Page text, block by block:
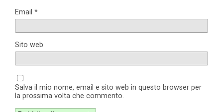
Email *
Sito web
Salva il mio nome, email e sito web in questo browser per
la prossima volta che commento.